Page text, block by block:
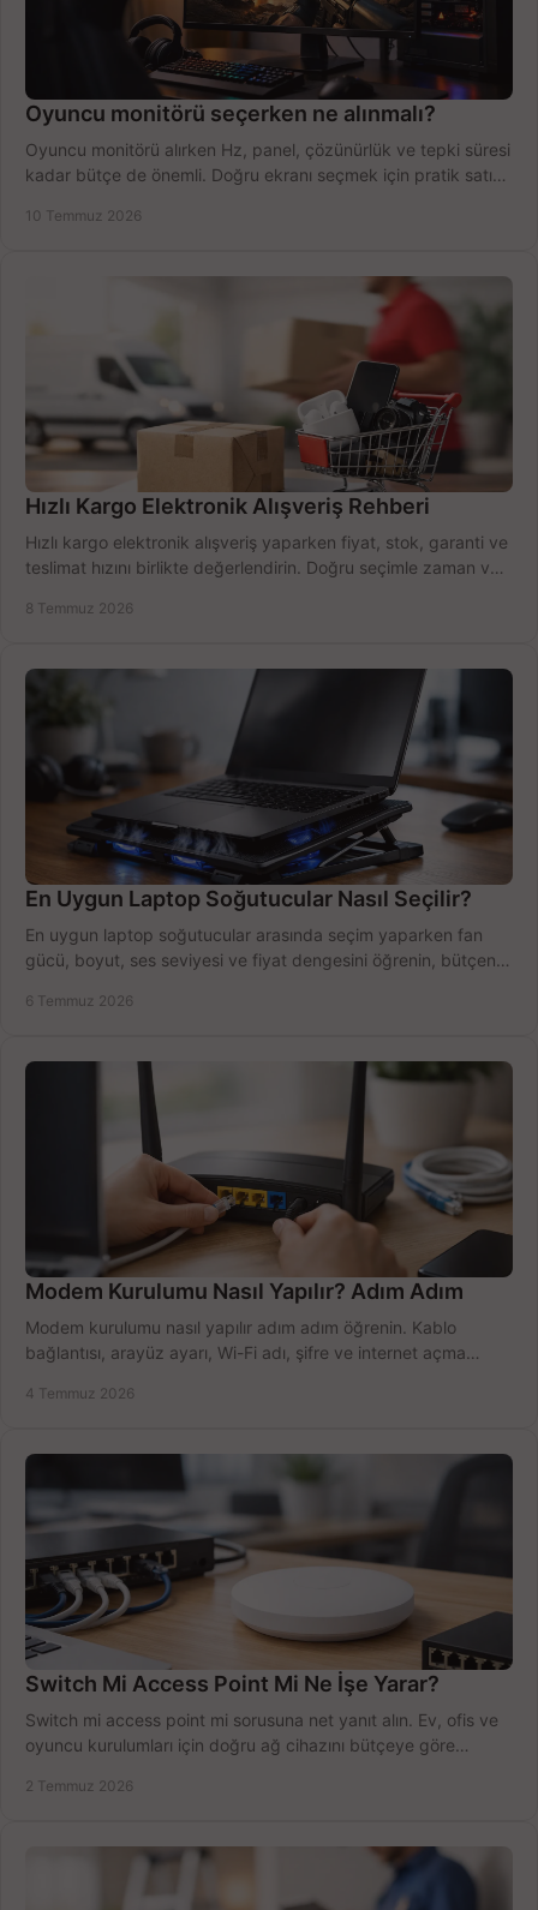
Oyuncu monitörü seçerken ne alınmalı?
Oyuncu monitörü alırken Hz, panel, çözünürlük ve tepki süresi
kadar bütçe de önemli. Doğru ekranı seçmek için pratik satın
10 Temmuz 2026
Hızlı Kargo Elektronik Alışveriş Rehberi
Hızlı kargo elektronik alışveriş yaparken fiyat, stok, garanti ve
teslimat hızını birlikte değerlendirin. Doğru seçimle zaman ve
8 Temmuz 2026
En Uygun Laptop Soğutucular Nasıl Seçilir?
En uygun laptop soğutucular arasında seçim yaparken fan
gücü, boyut, ses seviyesi ve fiyat dengesini öğrenin, bütçenizi
6 Temmuz 2026
Modem Kurulumu Nasıl Yapılır? Adım Adım
Modem kurulumu nasıl yapılır adım adım öğrenin. Kablo
bağlantısı, arayüz ayarı, Wi-Fi adı, şifre ve internet açma
4 Temmuz 2026
Switch Mi Access Point Mi Ne İşe Yarar?
Switch mi access point mi sorusuna net yanıt alın. Ev, ofis ve
oyuncu kurulumları için doğru ağ cihazını bütçeye göre
2 Temmuz 2026